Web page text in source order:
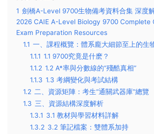
1 劍橋A-Level 9700生物備考資料合集 深度
2026 CAIE A-Level Biology 9700 Complete
Exam Preparation Resources
1.1 一、課程概覽：體系龐大細節至上的生
1.1.1 1.1 9700究竟是什麽？
1.1.2 1.2 A*率與分數線的“殘酷真相”
1.1.3 1.3 考綱變化與考試結構
1.2 二、資源矩陣：考生“通關武器庫”總覽
1.3 三、資源結構深度解析
1.3.1 3.1 教材與學習材料詳解
1.3.2 3.2 筆記檔案：雙體系加持